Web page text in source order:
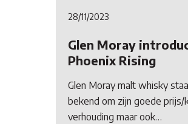
28/11/2023
Glen Moray
Phoenix Rising
Glen Moray malt whisky
bekend om zijn goede
verhouding maar ook…